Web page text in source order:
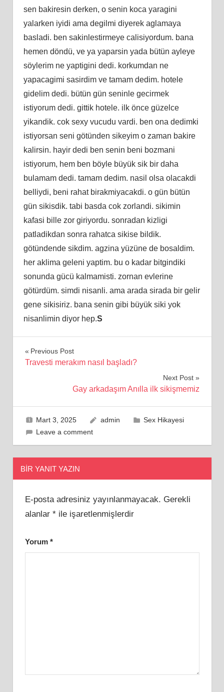
sen bakiresin derken, o senin koca yaragini
yalarken iyidi ama degilmi diyerek aglamaya
basladi. ben sakinlestirmeye calisiyordum. bana
hemen döndü, ve ya yaparsin yada bütün ayleye
söylerim ne yaptigini dedi. korkumdan ne
yapacagimi sasirdim ve tamam dedim. hotele
gidelim dedi. bütün gün seninle gecirmek
istiyorum dedi. gittik hotele. ilk önce güzelce
yikandik. cok sexy vucudu vardi. ben ona dedimki
istiyorsan seni götünden sikeyim o zaman bakire
kalirsin. hayir dedi ben senin beni bozmani
istiyorum, hem ben böyle büyük sik bir daha
bulamam dedi. tamam dedim. nasil olsa olacakdi
belliydi, beni rahat birakmiyacakdi. o gün bütün
gün sikisdik. tabi basda cok zorlandi. sikimin
kafasi bille zor giriyordu. sonradan kizligi
patladikdan sonra rahatca sikise bildik.
götündende sikdim. agzina yüzüne de bosaldim.
her aklima geleni yaptim. bu o kadar bitgindiki
sonunda gücü kalmamisti. zornan evlerine
götürdüm. simdi nisanli. ama arada sirada bir gelir
gene sikisiriz. bana senin gibi büyük siki yok
nisanlimin diyor hep.S
Yazı
Previous Post
Travesti merakım nasıl başladı?
Next Post
Gay arkadaşım Anılla ilk sikişmemiz
Mart 3, 2025 admin
Sex Hikayesi
Leave a comment
BIR YANIT YAZIN
E-posta adresiniz yayınlanmayacak. Gerekli
alanlar *ile işaretlenmişlerdir
Yorum *